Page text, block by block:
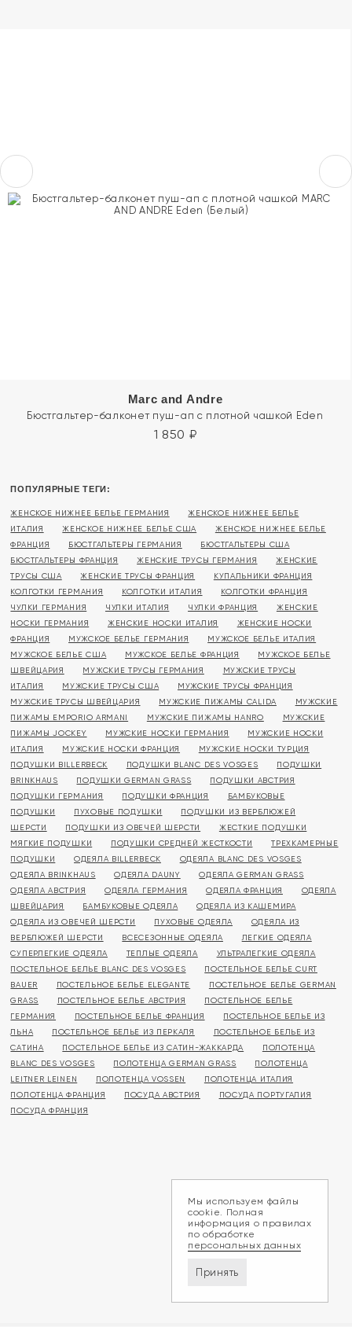
Marc and Andre
Бюстгальтер-балконет пуш-ап с плотной чашкой Eden
1 850 ₽
ПОПУЛЯРНЫЕ ТЕГИ:
ЖЕНСКОЕ НИЖНЕЕ БЕЛЬЕ ГЕРМАНИЯ
ЖЕНСКОЕ НИЖНЕЕ БЕЛЬЕ
ИТАЛИЯ
ЖЕНСКОЕ НИЖНЕЕ БЕЛЬЕ США
ЖЕНСКОЕ НИЖНЕЕ БЕЛЬЕ
ФРАНЦИЯ
БЮСТГАЛЬТЕРЫ ГЕРМАНИЯ
БЮСТГАЛЬТЕРЫ США
БЮСТГАЛЬТЕРЫ ФРАНЦИЯ
ЖЕНСКИЕ ТРУСЫ ГЕРМАНИЯ
ЖЕНСКИЕ
ТРУСЫ США
ЖЕНСКИЕ ТРУСЫ ФРАНЦИЯ
КУПАЛЬНИКИ ФРАНЦИЯ
КОЛГОТКИ ГЕРМАНИЯ
КОЛГОТКИ ИТАЛИЯ
КОЛГОТКИ ФРАНЦИЯ
ЧУЛКИ ГЕРМАНИЯ
ЧУЛКИ ИТАЛИЯ ЧУЛКИ ФРАНЦИЯ
ЖЕНСКИЕ
НОСКИ ГЕРМАНИЯ
ЖЕНСКИЕ НОСКИ ИТАЛИЯ
ЖЕНСКИЕ НОСКИ
ФРАНЦИЯ
МУЖСКОЕ БЕЛЬЕ ГЕРМАНИЯ
МУЖСКОЕ БЕЛЬЕ ИТАЛИЯ
МУЖСКОЕ БЕЛЬЕ США
МУЖСКОЕ БЕЛЬЕ ФРАНЦИЯ
МУЖСКОЕ БЕЛЬЕ
ШВЕЙЦАРИЯ
МУЖСКИЕ ТРУСЫ ГЕРМАНИЯ
МУЖСКИЕ ТРУСЫ
ИТАЛИЯ
МУЖСКИЕ ТРУСЫ США
МУЖСКИЕ ТРУСЫ ФРАНЦИЯ
МУЖСКИЕ ТРУСЫ ШВЕЙЦАРИЯ
МУЖСКИЕ ПИЖАМЫ CALIDA
МУЖСКИЕ
ПИЖАМЫ EMPORIO ARMANI
МУЖСКИЕ ПИЖАМЫ HANRO
МУЖСКИЕ
ПИЖАМЫ JOCKEY
МУЖСКИЕ НОСКИ ГЕРМАНИЯ
МУЖСКИЕ НОСКИ
ИТАЛИЯ
МУЖСКИЕ НОСКИ ФРАНЦИЯ
МУЖСКИЕ НОСКИ ТУРЦИЯ
ПОДУШКИ BILLERBECK
ПОДУШКИ BLANC DES VOSGES
ПОДУШКИ
BRINKHAUS
ПОДУШКИ GERMAN GRASS
ПОДУШКИ АВСТРИЯ
ПОДУШКИ ГЕРМАНИЯ
ПОДУШКИ ФРАНЦИЯ
БАМБУКОВЫЕ
ПОДУШКИ
ПУХОВЫЕ ПОДУШКИ
ПОДУШКИ ИЗ ВЕРБЛЮЖЕЙ
ШЕРСТИ
ПОДУШКИ ИЗ ОВЕЧЕЙ ШЕРСТИ
ЖЕСТКИЕ ПОДУШКИ
МЯГКИЕ ПОДУШКИ
ПОДУШКИ СРЕДНЕЙ ЖЕСТКОСТИ
ТРЕХКАМЕРНЫЕ
ПОДУШКИ
ОДЕЯЛА BILLERBECK
ОДЕЯЛА BLANC DES VOSGES
ОДЕЯЛА BRINKHAUS
ОДЕЯЛА DAUNY
ОДЕЯЛА GERMAN GRASS
ОДЕЯЛА АВСТРИЯ
ОДЕЯЛА ГЕРМАНИЯ ОДЕЯЛА ФРАНЦИЯ
ОДЕЯЛА
ШВЕЙЦАРИЯ
БАМБУКОВЫЕ ОДЕЯЛА
ОДЕЯЛА ИЗ КАШЕМИРА
ОДЕЯЛА ИЗ ОВЕЧЕЙ ШЕРСТИ
ПУХОВЫЕ ОДЕЯЛА
ОДЕЯЛА ИЗ
ВЕРБЛЮЖЕЙ ШЕРСТИ
ВСЕСЕЗОННЫЕ ОДЕЯЛА
ЛЕГКИЕ ОДЕЯЛА
СУПЕРЛЕГКИЕ ОДЕЯЛА
ТЕПЛЫЕ ОДЕЯЛА
УЛЬТРАЛЕГКИЕ ОДЕЯЛА
ПОСТЕЛЬНОЕ БЕЛЬЕ BLANC DES VOSGES
ПОСТЕЛЬНОЕ БЕЛЬЕ CURT
BAUER
ПОСТЕЛЬНОЕ БЕЛЬЕ ELEGANTE
ПОСТЕЛЬНОЕ БЕЛЬЕ GERMAN
GRASS
ПОСТЕЛЬНОЕ БЕЛЬЕ АВСТРИЯ
ПОСТЕЛЬНОЕ БЕЛЬЕ
ГЕРМАНИЯ
ПОСТЕЛЬНОЕ БЕЛЬЕ ФРАНЦИЯ
ПОСТЕЛЬНОЕ БЕЛЬЕ ИЗ
ЛЬНА
ПОСТЕЛЬНОЕ БЕЛЬЕ ИЗ ПЕРКАЛЯ
ПОСТЕЛЬНОЕ БЕЛЬЕ ИЗ
САТИНА
ПОСТЕЛЬНОЕ БЕЛЬЕ ИЗ САТИН-ЖАККАРДА
ПОЛОТЕНЦА
BLANC DES VOSGES
ПОЛОТЕНЦА GERMAN GRASS
ПОЛОТЕНЦА
LEITNER LEINEN
ПОЛОТЕНЦА VOSSEN
ПОЛОТЕНЦА ИТАЛИЯ
ПОЛОТЕНЦА ФРАНЦИЯ
ПОСУДА АВСТРИЯ
ПОСУДА ПОРТУГАЛИЯ
ПОСУДА ФРАНЦИЯ
Мы используем файлы
cookie. Полная
информация о правилах
по обработке
персональных данных
Принять